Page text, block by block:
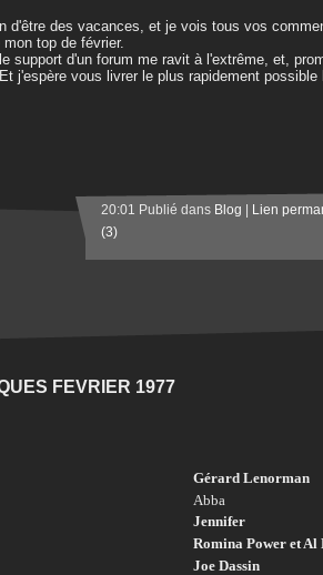
d'être des vacances, et je vois tous vos
top de février.
support d'un forum me ravit à l'extrême, et,
j'espère vous livrer le plus rapidement possible
20:01 Publié dans Blog Lien
(3)
FEVRIER 1977
Gérard Lenorman
Abba
Jennifer
Romina Power et Al
Joe Dassin